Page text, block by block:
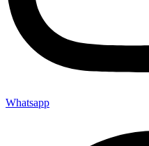
Whatsapp